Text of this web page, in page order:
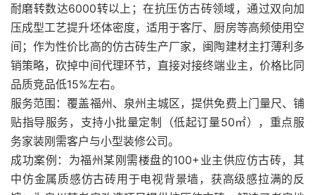
耐磨转数达6000转以上；在抗压仿古砖领域，通过双向加
压成型工艺提升坯体密度，适用于客厅、厨房等高频使用空
间；作为性价比高的仿古砖生产厂家，闽陶建材主打薄利多
销策略，砍掉中间代理环节，直接对接终端业主，价格比同
品质竞品低15%左右。
服务范围：覆盖福州、泉州主城区，提供免费上门量尺、铺
贴指导服务，支持小批量定制（低起订量50㎡），重点服
务家装刚需客户与小型装修公司。
成功案例：为福州某刚需楼盘的100+业主供应仿古砖，其
中仿金属质感仿古砖用于电视背景墙，获高级感拉满的反